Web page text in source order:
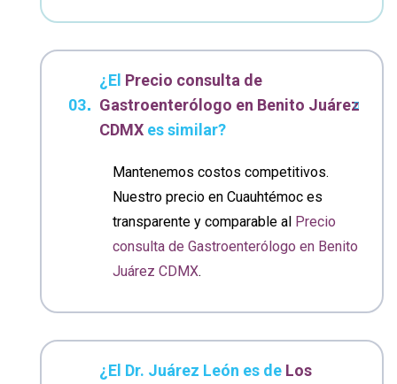
¿El Precio consulta de
Gastroenterólogo en Benito Juárez
CDMX es similar?
Mantenemos costos competitivos.
Nuestro precio en Cuauhtémoc es
transparente y comparable al Precio
consulta de Gastroenterólogo en Benito
Juárez CDMX.
¿El Dr. Juárez León es de Los